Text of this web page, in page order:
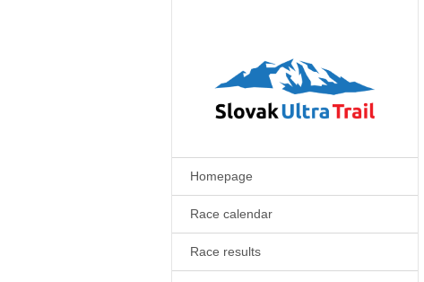
Homepage
Race calendar
Race results